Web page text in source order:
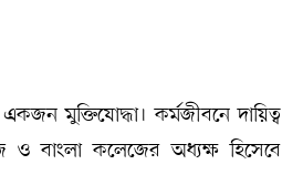
মুক্তিযোদ্ধা। কর্মজীবনে দায়িত্ব
বাংলা কলেজের অধ্যক্ষ হিসেবে